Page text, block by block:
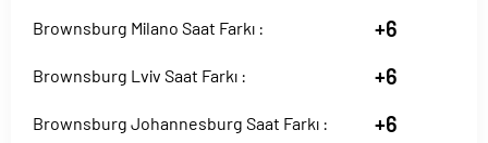
Brownsburg Milano Saat Farkı : +6
Brownsburg Lviv Saat Farkı : +6
Brownsburg Johannesburg Saat Farkı : +6